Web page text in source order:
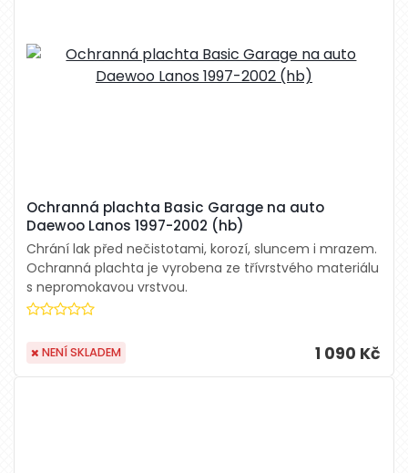
Ochranná plachta Basic Garage na auto
Daewoo Lanos 1997-2002 (hb)
Chrání lak před nečistotami, korozí, sluncem i mrazem.
Ochranná plachta je vyrobena ze třívrstvého materiálu
s nepromokavou vrstvou.
1 090 Kč
NENÍ SKLADEM